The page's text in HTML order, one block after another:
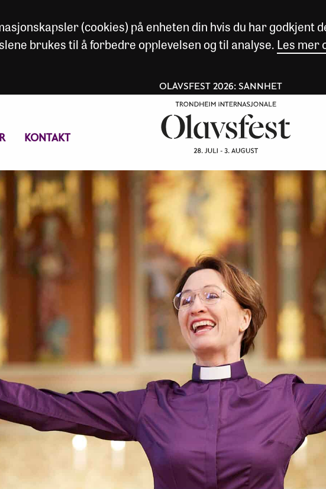
(cookies) på enheten din hvis du har godkjent
brukes til å forbedre opplevelsen og til analyse. Les mer
OLAVSFEST 2026: SANNHET
KONTAKT